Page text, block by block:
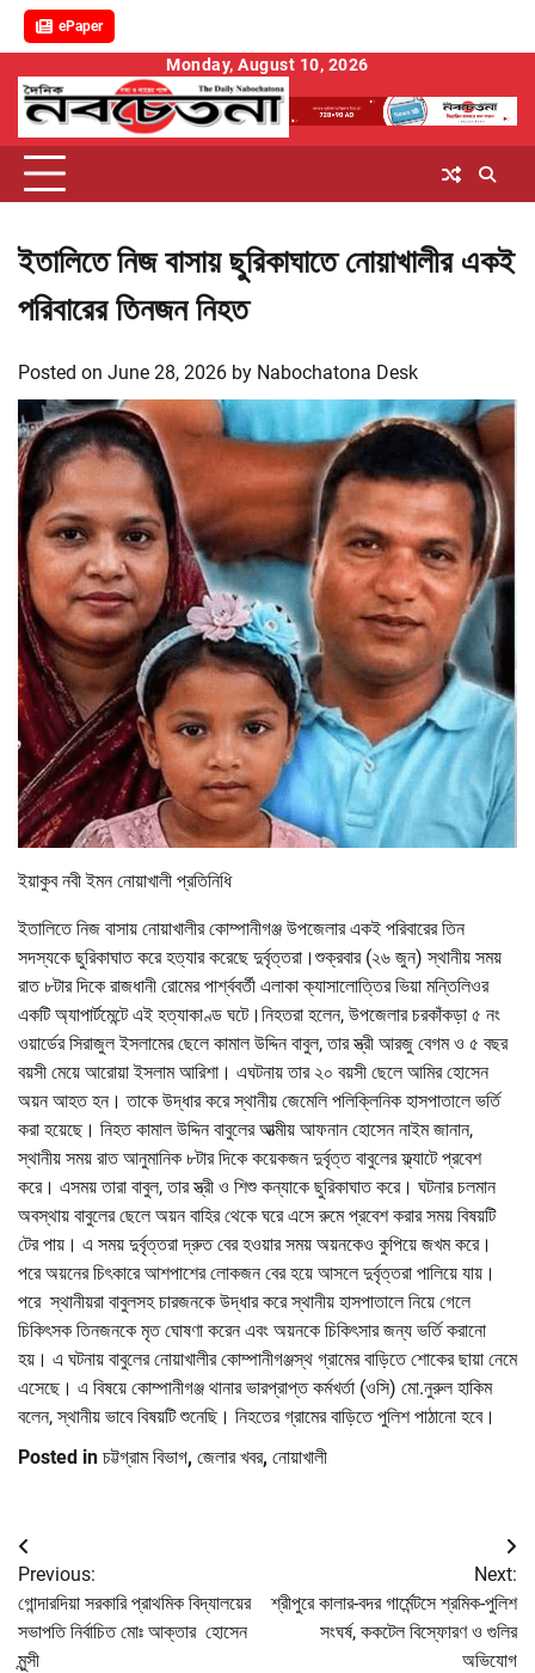
ePaper
content
Monday, August 10, 2026
ইতালিতে নিজ বাসায় ছুরিকাঘাতে নোয়াখালীর একই
পরিবারের তিনজন নিহত
Posted on June 28, 2026 by Nabochatona Desk
ইয়াকুব নবী ইমন নোয়াখালী প্রতিনিধি
ইতালিতে নিজ বাসায় নোয়াখালীর কোম্পানীগঞ্জ উপজেলার একই পরিবারের তিন
সদস্যকে ছুরিকাঘাত করে হত্যার করেছে দুর্বৃত্তরা।শুক্রবার (২৬ জুন) স্থানীয় সময়
রাত ৮টার দিকে রাজধানী রোমের পার্শ্ববর্তী এলাকা ক্যাসালোত্তির ভিয়া মন্তিলিওর
একটি অ্যাপার্টমেন্টে এই হত্যাকাণ্ড ঘটে।নিহতরা হলেন, উপজেলার চরকাঁকড়া ৫ নং
ওয়ার্ডের সিরাজুল ইসলামের ছেলে কামাল উদ্দিন বাবুল, তার স্ত্রী আরজু বেগম ও ৫ বছর
বয়সী মেয়ে আরোয়া ইসলাম আরিশা। এঘটনায় তার ২০ বয়সী ছেলে আমির হোসেন
অয়ন আহত হন। তাকে উদ্ধার করে স্থানীয় জেমেলি পলিক্লিনিক হাসপাতালে ভর্তি
করা হয়েছে। নিহত কামাল উদ্দিন বাবুলের আত্মীয় আফনান হোসেন নাইম জানান,
স্থানীয় সময় রাত আনুমানিক ৮টার দিকে কয়েকজন দুর্বৃত্ত বাবুলের ফ্ল্যাটে প্রবেশ
করে। এসময় তারা বাবুল, তার স্ত্রী ও শিশু কন্যাকে ছুরিকাঘাত করে। ঘটনার চলমান
অবস্থায় বাবুলের ছেলে অয়ন বাহির থেকে ঘরে এসে রুমে প্রবেশ করার সময় বিষয়টি
টের পায়। এ সময় দুর্বৃত্তরা দ্রুত বের হওয়ার সময় অয়নকেও কুপিয়ে জখম করে।
পরে অয়নের চিৎকারে আশপাশের লোকজন বের হয়ে আসলে দুর্বৃত্তরা পালিয়ে যায়।
পরে স্থানীয়রা বাবুলসহ চারজনকে উদ্ধার করে স্থানীয় হাসপাতালে নিয়ে গেলে
চিকিৎসক তিনজনকে মৃত ঘোষণা করেন এবং অয়নকে চিকিৎসার জন্য ভর্তি করানো
হয়। এ ঘটনায় বাবুলের নোয়াখালীর কোম্পানীগঞ্জস্থ গ্রামের বাড়িতে শোকের ছায়া নেমে
এসেছে। এ বিষয়ে কোম্পানীগঞ্জ থানার ভারপ্রাপ্ত কর্মখর্তা (ওসি) মো.নুরুল হাকিম
বলেন, স্থানীয় ভাবে বিষয়টি শুনেছি। নিহতের গ্রামের বাড়িতে পুলিশ পাঠানো হবে।
Posted in চট্টগ্রাম বিভাগ, জেলার খবর, নোয়াখালী
Post
navigation
Previous:
গোন্দারদিয়া সরকারি প্রাথমিক বিদ্যালয়ের
সভাপতি নির্বাচিত মোঃ আক্তার হোসেন
মুন্সী
Next:
শ্রীপুরে কালার-বদর গার্মেন্টসে শ্রমিক-পুলিশ
সংঘর্ষ, ককটেল বিস্ফোরণ ও গুলির
অভিযোগ